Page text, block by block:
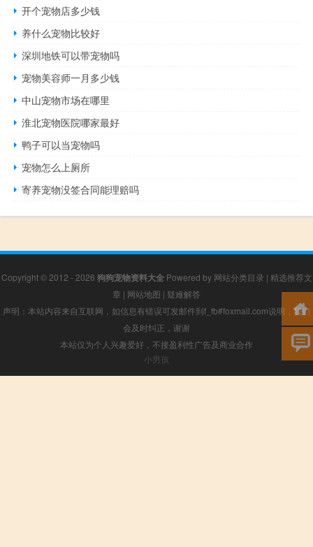
开个宠物店多少钱
养什么宠物比较好
深圳地铁可以带宠物吗
宠物美容师一月多少钱
中山宠物市场在哪里
淮北宠物医院哪家最好
鸭子可以当宠物吗
宠物怎么上厕所
寄养宠物没签合同能理赔吗
Copyright © 2012 - 2026 狗狗宠物资料大全Powered by 网站分类目录 | 精选推荐文
章 | 网站地图 | 疑难解答
声明：本站内容来自互联网，如信息有错误可发邮件到f_fb#foxmail.com说明，我们
会及时纠正，谢谢
本站仅为个人兴趣爱好，不接盈利性广告及商业合作
小男孩